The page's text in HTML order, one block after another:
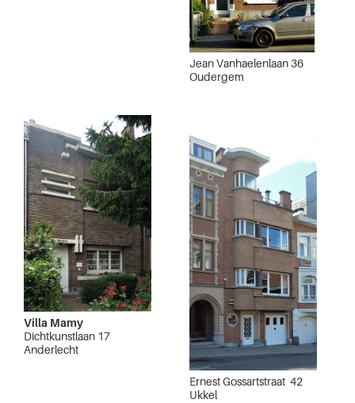
Jean Vanhaelenlaan 36
Oudergem
Villa Mamy
Dichtkunstlaan 17
Anderlecht
Ernest Gossartstraat 42
Ukkel